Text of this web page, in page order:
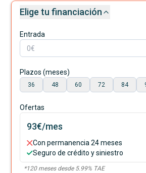
Elige tu financiación
Entrada
Plazos (meses)
36 48 60 72 84
Ofertas
93€/mes
Con permanencia 24 meses
Seguro de crédito y siniestro
*120meses desde 5.99% TAE